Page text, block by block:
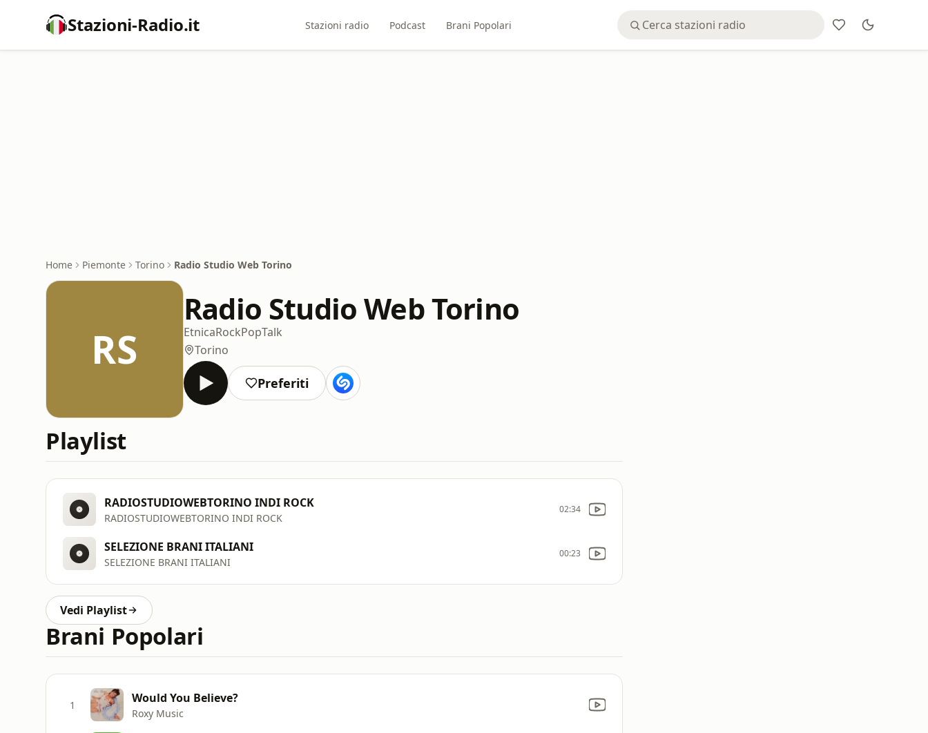
Stazioni-Radio.it Stazioni radio Podcast Brani Popolari
Home Piemonte Torino Radio Studio Web Torino
RS
Radio Studio Web Torino
EtnicaRockPopTalk
Torino
Preferiti
Playlist
RADIOSTUDIOWEBTORINO INDI ROCK
RADIOSTUDIOWEBTORINO INDI ROCK
02:34
SELEZIONE BRANI ITALIANI
SELEZIONE BRANI ITALIANI
00:23
Vedi Playlist
Brani Popolari
1 Would You Believe?
Roxy Music